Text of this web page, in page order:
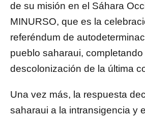
de su misión en el Sáhara
MINURSO, que es la
referéndum de
pueblo saharaui,
descolonización de la última
Una vez más, la respuesta
saharaui a la intransigencia y